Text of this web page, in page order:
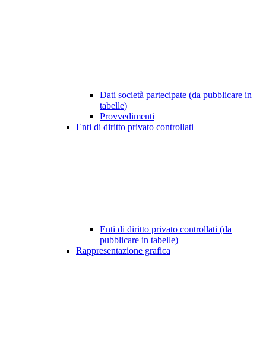
Dati società partecipate (da pubblicare in
tabelle)
Provvedimenti
Enti di diritto privato controllati
Enti di diritto privato controllati (da
pubblicare in tabelle)
Rappresentazione grafica